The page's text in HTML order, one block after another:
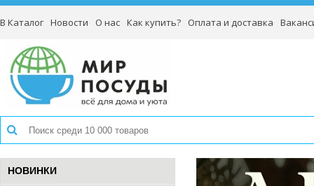
В Каталог Новости О нас Как купить? Оплата и доставка
НОВИНКИ